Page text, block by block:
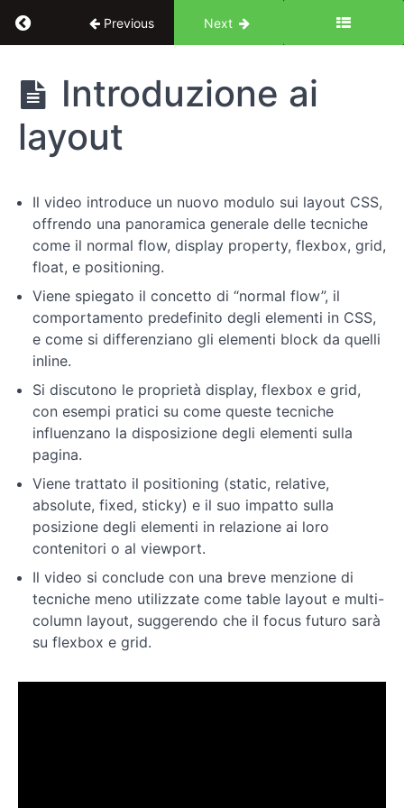
Return to course: Dal design al codice: corso
Previous Next
Dal
design al
codice:
corso
completo
Introduzione
Concetti
chiave
Elementi
design
Layout
Responsive
Design
Conclusione
ed
esercizi
Introduzione ai
layout
Il video introduce un nuovo modulo sui layout CSS,
offrendo una panoramica generale delle tecniche
come il normal flow, display property, flexbox, grid,
float, e positioning.
Viene spiegato il concetto di “normal flow”, il
comportamento predefinito degli elementi in CSS,
e come si differenziano gli elementi block da quelli
inline.
Si discutono le proprietà display, flexbox e grid,
con esempi pratici su come queste tecniche
influenzano la disposizione degli elementi sulla
pagina.
Viene trattato il positioning (static, relative,
absolute, fixed, sticky) e il suo impatto sulla
posizione degli elementi in relazione ai loro
contenitori o al viewport.
Il video si conclude con una breve menzione di
tecniche meno utilizzate come table layout e multi-
column layout, suggerendo che il focus futuro sarà
su flexbox e grid.